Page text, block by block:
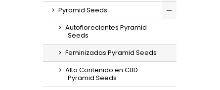
Pyramid Seeds
Autoflorecientes Pyramid
Seeds
Feminizadas Pyramid Seeds
Alto Contenido en CBD
Pyramid Seeds